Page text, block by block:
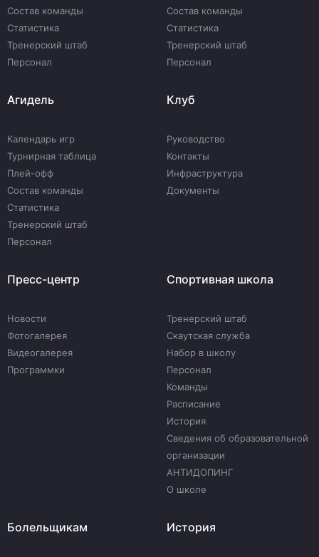
Состав команды
Статистика
Тренерский штаб
Персонал
Состав команды
Статистика
Тренерский штаб
Персонал
Агидель
Календарь игр
Турнирная таблица
Плей-офф
Состав команды
Статистика
Тренерский штаб
Персонал
Клуб
Руководство
Контакты
Инфраструктура
Документы
Пресс-центр
Новости
Фотогалерея
Видеогалерея
Программки
Спортивная школа
Тренерский штаб
Скаутская служба
Набор в школу
Персонал
Команды
Расписание
История
Сведения об образовательной
организации
АНТИДОПИНГ
О школе
Болельщикам История